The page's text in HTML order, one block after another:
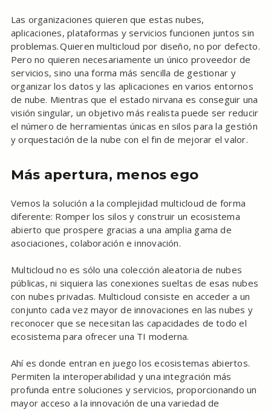
Las organizaciones quieren que estas nubes,
aplicaciones, plataformas y servicios funcionen juntos sin
problemas. Quieren multicloud por diseño, no por defecto.
Pero no quieren necesariamente un único proveedor de
servicios, sino una forma más sencilla de gestionar y
organizar los datos y las aplicaciones en varios entornos
de nube. Mientras que el estado nirvana es conseguir una
visión singular, un objetivo más realista puede ser reducir
el número de herramientas únicas en silos para la gestión
y orquestación de la nube con el fin de mejorar el valor.
Más apertura, menos ego
Vemos la solución a la complejidad multicloud de forma
diferente: Romper los silos y construir un ecosistema
abierto que prospere gracias a una amplia gama de
asociaciones, colaboración e innovación.
Multicloud no es sólo una colección aleatoria de nubes
públicas, ni siquiera las conexiones sueltas de esas nubes
con nubes privadas. Multicloud consiste en acceder a un
conjunto cada vez mayor de innovaciones en las nubes y
reconocer que se necesitan las capacidades de todo el
ecosistema para ofrecer una TI moderna.
Ahí es donde entran en juego los ecosistemas abiertos.
Permiten la interoperabilidad y una integración más
profunda entre soluciones y servicios, proporcionando un
mayor acceso a la innovación de una variedad de